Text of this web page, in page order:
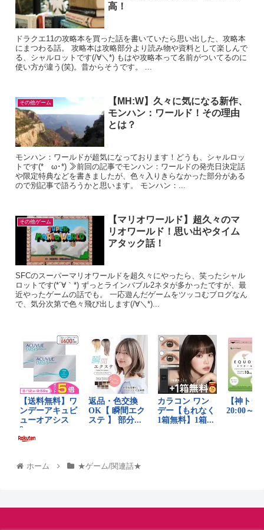
高！
ドラクエ11の攻略本を買った話を書いていたら思い出した、攻略本
にまつわる話。 攻略本は攻略部分より読み物や資料として楽しんで
る、シャルロットです(/∀＼*) もはや攻略本って名前がついてるのに
使い方が違う(笑)。昔からそうです。 ...
その他ゲーム
【MH:W】久々に気になる新作、
モンハン：ワールド！その理由
とは？
モンハン：ワールドが超気になっております！どうも、シャルロッ
トです(*ゝω･*) ≫前回の記事でモンハン：ワールドの発売日決定話
や限定特典などを書きましたが、色々入りきらなかった部分がある
ので別記事で語ろうかと思います。 モンハン：...
その他ゲーム
【マリオワールド】超久々のマ
リオワールド！思い出やタイム
アタック話！
SFCのスーパーマリオワールドを超久々にやったら、笑ったシャル
ロットです(*´∀｀*) ずっとラインバブル2ネタが多かったですが、最
近やったゲームの話でも。 一応遊んだゲームをツッコむブログなん
で、気分次第で色々飛び出します(/∀＼*)...
ホーム ★ゲーム/関連話★